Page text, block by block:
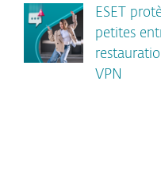
ESET
petites
VPN